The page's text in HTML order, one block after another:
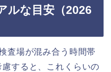
ルな目安（2026
査場が混み合う時間帯
すると、これくらいの